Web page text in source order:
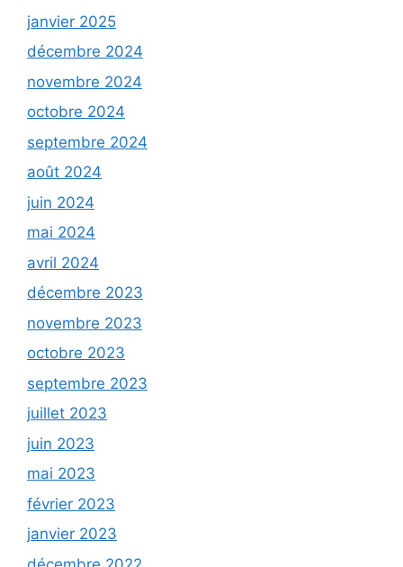
janvier 2025
décembre 2024
novembre 2024
octobre 2024
septembre 2024
août 2024
juin 2024
mai 2024
avril 2024
décembre 2023
novembre 2023
octobre 2023
septembre 2023
juillet 2023
juin 2023
mai 2023
février 2023
janvier 2023